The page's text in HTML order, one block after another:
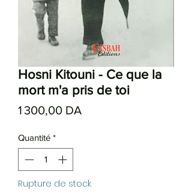
Hosni Kitouni - Ce que la
mort m'a pris de toi
1 300,00 DA
Quantité *
Rupture de stock